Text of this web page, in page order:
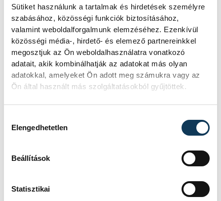
Sütiket használunk a tartalmak és hirdetések személyre
szabásához, közösségi funkciók biztosításához,
valamint weboldalforgalmunk elemzéséhez. Ezenkívül
közösségi média-, hirdető- és elemező partnereinkkel
megosztjuk az Ön weboldalhasználatra vonatkozó
adatait, akik kombinálhatják az adatokat más olyan
adatokkal, amelyeket Ön adott meg számukra vagy az
Ön által használt más szolgáltatásokból gyűjtöttek.
Elengedhetetlen
Beállítások
Statisztikai